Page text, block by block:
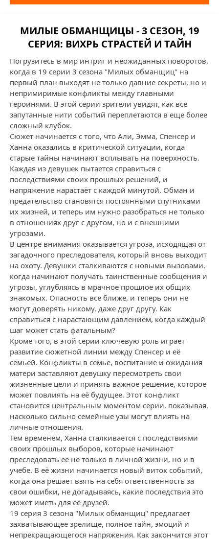
МИЛЫЕ ОБМАНЩИЦЫ - 3 СЕЗОН, 19
СЕРИЯ: ВИХРЬ СТРАСТЕЙ И ТАЙН
Погрузитесь в мир интриг и неожиданных поворотов,
когда в 19 серии 3 сезона "Милых обманщиц" на
первый план выходят не только давние секреты, но и
непримиримые конфликты между главными
героинями. В этой серии зрители увидят, как все
запутанные нити событий переплетаются в еще более
сложный клубок.
Сюжет начинается с того, что Али, Эмма, Спенсер и
Ханна оказались в критической ситуации, когда
старые тайны начинают всплывать на поверхность.
Каждая из девушек пытается справиться с
последствиями своих прошлых решений, и
напряжение нарастаёт с каждой минутой. Обман и
предательство становятся постоянными спутниками
их жизней, и теперь им нужно разобраться не только
в отношениях друг с другом, но и с внешними
угрозами.
В центре внимания оказывается угроза, исходящая от
загадочного преследователя, который вновь выходит
на охоту. Девушки сталкиваются с новыми вызовами,
когда начинают получать таинственные сообщения и
угрозы, углубляясь в мрачное прошлое их общих
знакомых. Опасность все ближе, и теперь они не
могут доверять никому, даже друг другу. Как
справиться с нарастающим давлением, когда каждый
шаг может стать фатальным?
Кроме того, в этой серии ключевую роль играет
развитие сюжетной линии между Спенсер и её
семьей. Конфликты в семье, воспитание и ожидания
матери заставляют девушку пересмотреть свои
жизненные цели и принять важное решение, которое
может повлиять на её будущее. Этот конфликт
становится центральным моментом серии, показывая,
насколько сильно семейные узы могут влиять на
личные отношения.
Тем временем, Ханна сталкивается с последствиями
своих прошлых выборов, которые начинают
преследовать её не только в личной жизни, но и в
учебе. В её жизни начинается новый виток событий,
когда она решает взять на себя ответственность за
свои ошибки, не догадываясь, какие последствия это
может иметь для её друзей.
19 серия 3 сезона "Милых обманщиц" предлагает
захватывающее зрелище, полное тайн, эмоций и
непрекращающегося напряжения. Как закончится этот